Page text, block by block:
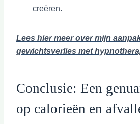
creëren.
Lees hier meer over mijn
gewichtsverlies met
Conclusie: Een
op calorieën en